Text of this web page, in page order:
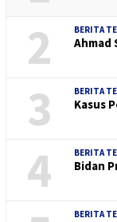
2
BERITA
Ahmad
3 BERITA
Kasus
4 BERITA
Bidan
BERITA